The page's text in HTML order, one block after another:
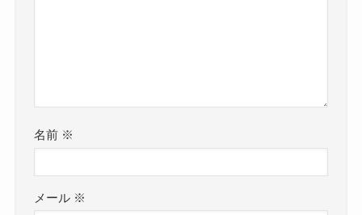
名前 ※
メール ※